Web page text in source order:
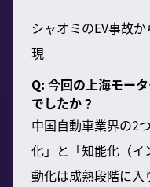
シャオミのEV事故
現
Q: 今回の上海モー
でしたか？
中国自動車業界の2
化」と「知能化（イ
動化は成熟段階に入